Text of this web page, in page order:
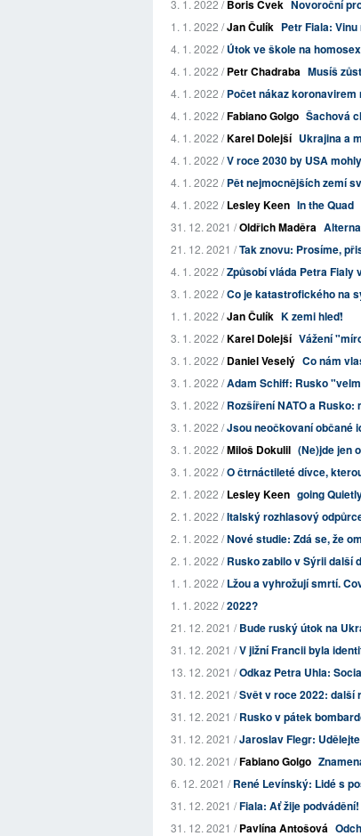
3. 1. 2022 /Boris Cvek Novoroční
1. 1. 2022 /Jan Čulík Petr Fiala:
4. 1. 2022 /Útok ve škole na
4. 1. 2022 /Petr Chadraba Musíš
4. 1. 2022 /Počet nákaz koronavirem
4. 1. 2022 /Fabiano Golgo Šachová
4. 1. 2022 /Karel Dolejší Ukrajina a
4. 1. 2022 /V roce 2030 by USA
4. 1. 2022 /Pět nejmocnějších zemí
4. 1. 2022 /Lesley Keen In the Quad
31. 12. 2021 /Oldřich Maděra
21. 12. 2021 /Tak znovu: Prosíme,
4. 1. 2022 /Způsobí vláda Petra Fialy
3. 1. 2022 /Co je katastrofického na
1. 1. 2022 /Jan Čulík K zemi hleď!
3. 1. 2022 /Karel Dolejší Vážení
3. 1. 2022 /Daniel Veselý Co nám
3. 1. 2022 /Adam Schiff: Rusko
3. 1. 2022 /Rozšíření NATO a Rusko:
3. 1. 2022 /Jsou neočkovaní občané
3. 1. 2022 /Miloš Dokulil (Ne)jde jen
3. 1. 2022 /O čtrnáctileté dívce,
2. 1. 2022 /Lesley Keen going
2. 1. 2022 /Italský rozhlasový
2. 1. 2022 /Nové studie: Zdá se, že
2. 1. 2022 /Rusko zabilo v Sýrii další
1. 1. 2022 /Lžou a vyhrožují smrtí.
1. 1. 2022 /2022?
21. 12. 2021 /Bude ruský útok na
31. 12. 2021 /V jižní Francii byla
13. 12. 2021 /Odkaz Petra Uhla:
31. 12. 2021 /Svět v roce 2022: další
31. 12. 2021 /Rusko v pátek
31. 12. 2021 /Jaroslav Flegr:
30. 12. 2021 /Fabiano Golgo
6. 12. 2021 /René Levínský: Lidé s
31. 12. 2021 /Fiala: Ať žije podvádění!
31. 12. 2021 /Pavlína Antošová